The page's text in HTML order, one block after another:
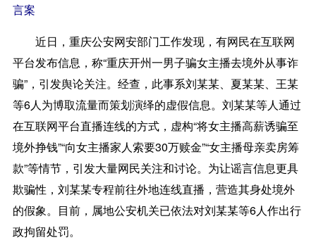
言案
近日，重庆公安网安部门工作发现，有网民在互联网
平台发布信息，称“重庆开州一男子骗女主播去境外从事诈
骗”，引发舆论关注。经查，此事系刘某某、夏某某、王某
等6人为博取流量而策划演绎的虚假信息。刘某某等人通过
在互联网平台直播连线的方式，虚构“将女主播高薪诱骗至
境外挣钱”“向女主播家人索要30万赎金”“女主播母亲卖房筹
款”等情节，引发大量网民关注和讨论。为让谣言信息更具
欺骗性，刘某某专程前往外地连线直播，营造其身处境外
的假象。目前，属地公安机关已依法对刘某某等6人作出行
政拘留处罚。